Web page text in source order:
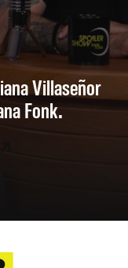
Villaseñor
Fonk.